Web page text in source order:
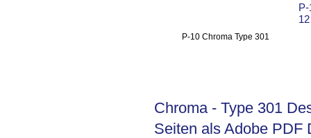
Chroma - Type 301
Seiten als Adobe PDF